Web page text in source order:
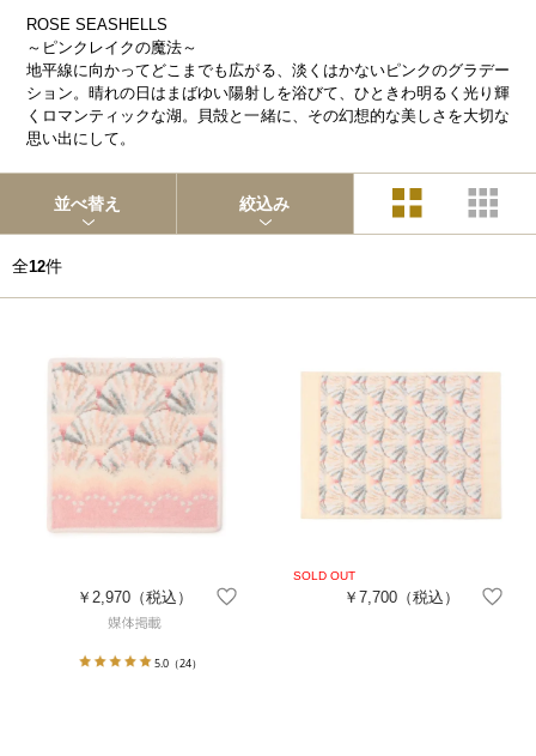
ROSE SEASHELLS
～ピンクレイクの魔法～
地平線に向かってどこまでも広がる、淡くはかないピンクのグラデー
ション。晴れの日はまばゆい陽射しを浴びて、ひときわ明るく光り輝
くロマンティックな湖。貝殻と一緒に、その幻想的な美しさを大切な
思い出にして。
並べ替え 絞込み
全12件
￥2,970 （税込）
5.0（24）
￥7,700（税込）